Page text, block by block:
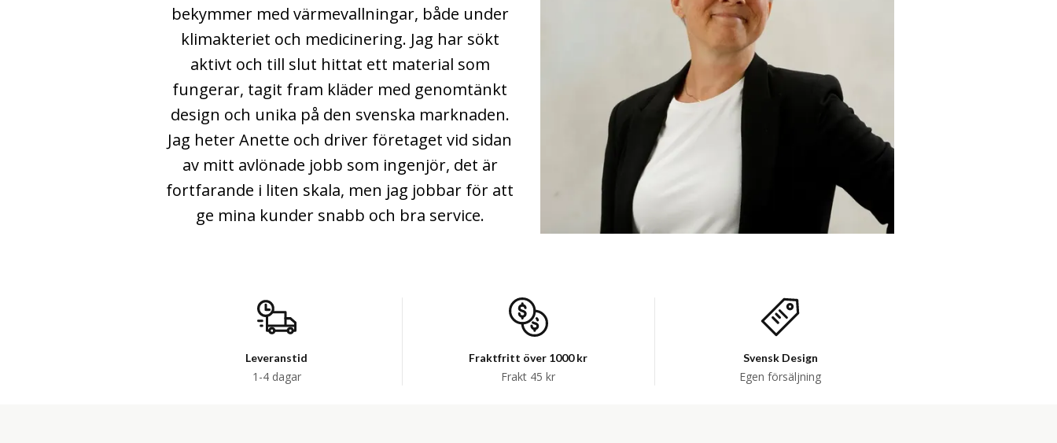
bekymmer med värmevallningar, både under
klimakteriet och medicinering. Jag har sökt
aktivt och till slut hittat ett material som
fungerar, tagit fram kläder med genomtänkt
design och unika på den svenska marknaden.
Jag heter Anette och driver företaget vid sidan
av mitt avlönade jobb som ingenjör, det är
fortfarande i liten skala, men jag jobbar för att
ge mina kunder snabb och bra service.
Leveranstid
1-4 dagar
Fraktfritt över 1000 kr
Frakt 45 kr
Svensk Design
Egen försäljning